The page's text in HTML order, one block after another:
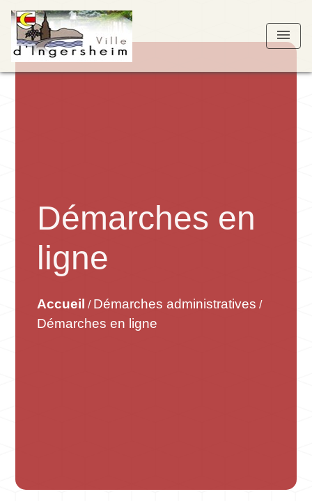
menu
Démarches en
ligne
Accueil / Démarches administratives /
Démarches en ligne